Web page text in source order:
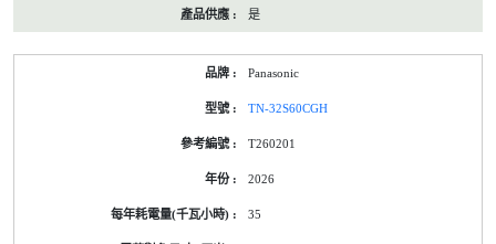
是
Panasonic
TN-32S60CGH
T260201
2026
35